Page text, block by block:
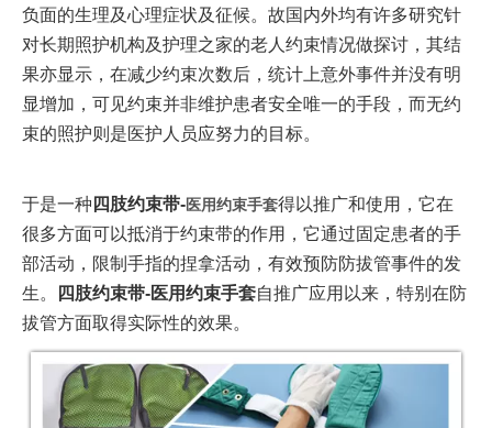
负面的生理及心理症状及征候。故国内外均有许多研究针
对长期照护机构及护理之家的老人约束情况做探讨，其结
果亦显示，在减少约束次数后，统计上意外事件并没有明
显增加，可见约束并非维护患者安全唯一的手段，而无约
束的照护则是医护人员应努力的目标。
于是一种 四肢约束带-医用约束手套得以推广和使用，它在
很多方面可以抵消于约束带的作用，它通过固定患者的手
部活动，限制手指的捏拿活动，有效预防防拔管事件的发
生。
四肢约束带-医用约束手套自推广应用以来，特别在防
拔管方面取得实际性的效果。